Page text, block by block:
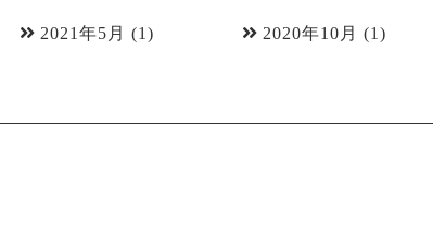
2021年5月 (1) 2020年10月 (1)